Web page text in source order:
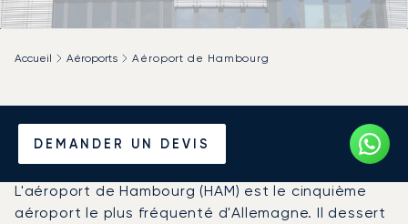
DEMANDER UN DEVIS
Accueil Aéroports Aéroport de Hambourg
Louer un Jet Privé de/vers
l'Aéroport de Hambourg
L'aéroport de Hambourg (HAM) est le cinquième
aéroport le plus fréquenté d'Allemagne. Il dessert